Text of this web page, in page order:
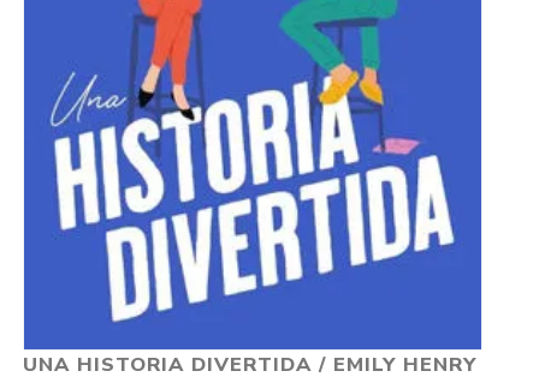
UNA HISTORIA DIVERTIDA / EMILY HENRY